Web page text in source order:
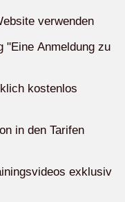
verwenden
"Eine Anmeldung zu
kostenlos
in den Tarifen
exklusiv